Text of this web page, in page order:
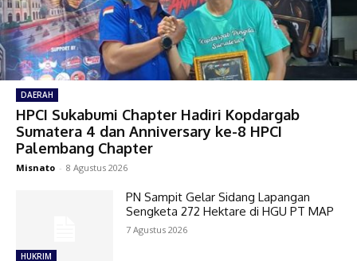
DAERAH
HPCI Sukabumi Chapter Hadiri Kopdargab
Sumatera 4 dan Anniversary ke-8 HPCI
Palembang Chapter
Misnato - 8 Agustus 2026
HUKRIM
PN Sampit Gelar Sidang Lapangan
Sengketa 272 Hektare di HGU PT MAP
7 Agustus 2026